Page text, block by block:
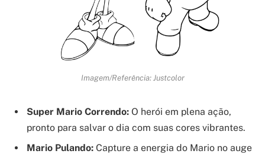
Imagem/Referência: Justcolor
Super Mario Correndo: O herói em plena ação,
pronto para salvar o dia com suas cores vibrantes.
Mario Pulando: Capture a energia do Mario no auge